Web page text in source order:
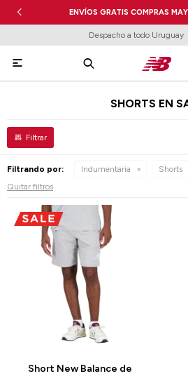
ENVÍOS GRATIS COMPRAS
Despacho a todo Uruguay

SHORTS EN
Filtrando por: Indumentaria Shorts
Quitar filtros
Short New Balance de